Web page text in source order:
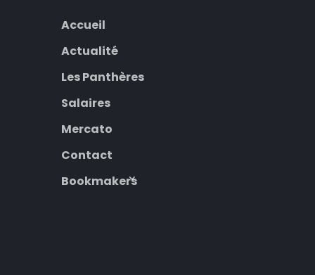
Accueil
Actualité
Les Panthères
Salaires
Mercato
Contact
Bookmakers